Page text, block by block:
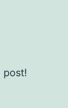
post!